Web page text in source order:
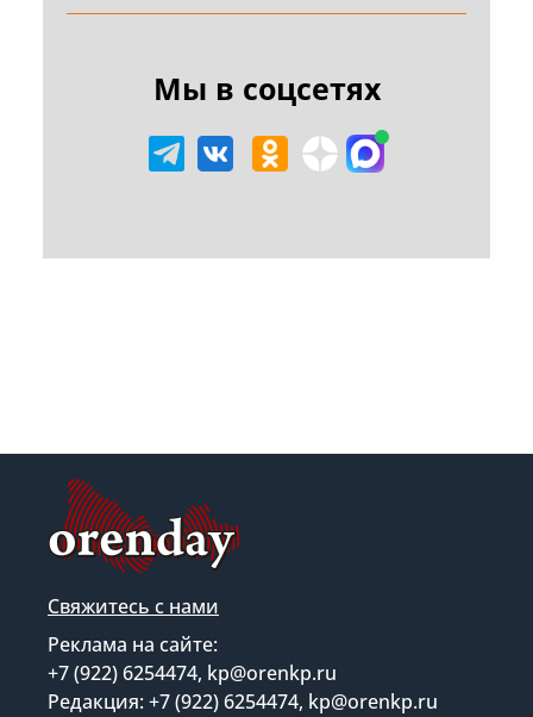
Мы в соцсетях
Свяжитесь с нами
Реклама на сайте:
+7 (922) 6254474, kp@orenkp.ru
Редакция: +7 (922) 6254474, kp@orenkp.ru